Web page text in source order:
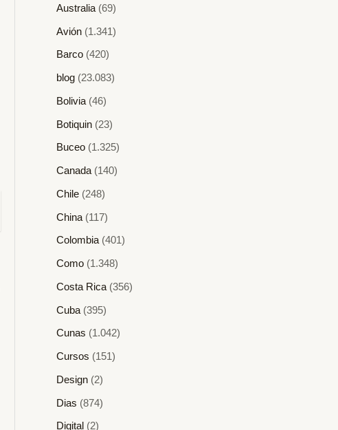
Australia(69)
Avión(1.341)
Barco(420)
blog(23.083)
Bolivia(46)
Botiquin(23)
Buceo(1.325)
Canada(140)
Chile(248)
China(117)
Colombia(401)
Como(1.348)
Costa Rica(356)
Cuba(395)
Cunas (1.042)
Cursos (151)
Design(2)
Dias (874)
Digital(2)